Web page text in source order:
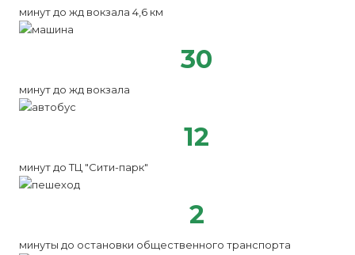
минут до жд вокзала 4,6 км
30
минут до жд вокзала
12
минут до ТЦ "Сити-парк"
2
минуты до остановки общественного транспорта